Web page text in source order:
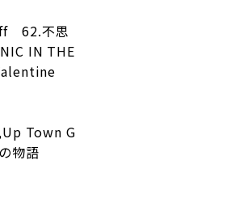
62.不思
IN THE
Town G
物語